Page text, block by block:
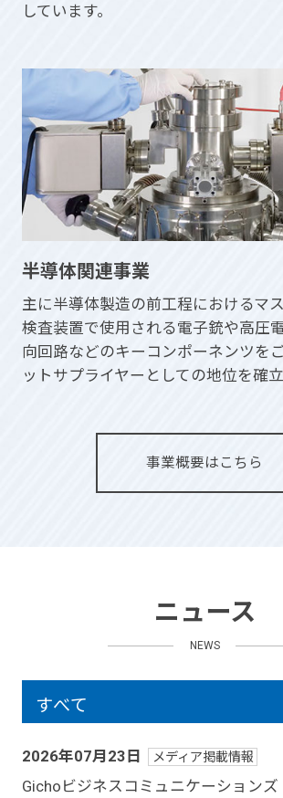
しています。
半導体関連事業
主に半導体製造の前工程におけるマ
検査装置で使用される電子銃や高圧
向回路などのキーコンポーネンツを
ットサプライヤーとしての地位を確立
事業概要はこちら
ニュース
NEWS
2026年07月23日 メディア掲載情報
Gichoビジネスコミュニケーション